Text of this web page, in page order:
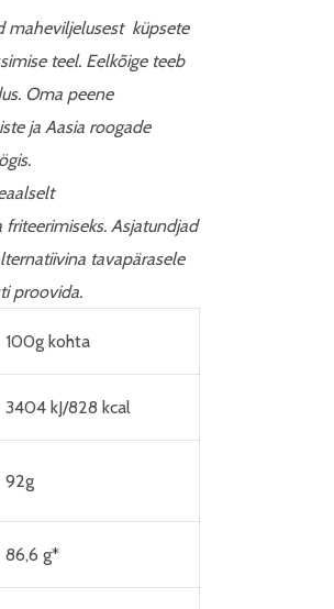
maheviljelusest küpsete
teel. Eelkõige teeb
Oma peene
ja Aasia roogade
Asjatundjad
tavapärasele
proovida.
100g kohta
3404 kJ/828 kcal
92g
86,6 g*